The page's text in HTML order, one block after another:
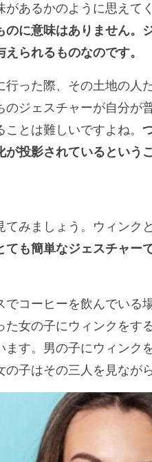
あるかのように思えて
のに意味はありません。
られるものなのです。
行った際、その土地の人
のジェスチャーが自分が
とは難しいですよね。
投影されているという
てみましょう。ウィンク
ても簡単なジェスチャー
コーヒーを飲んでいる
た女の子にウィンクをす
ます。男の子にウィンク
子はその三人を見なが